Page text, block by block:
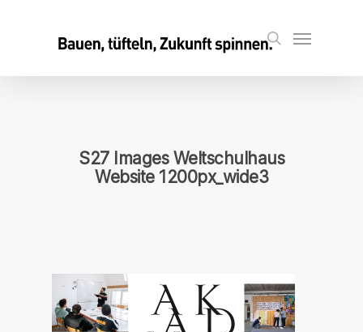
search
Menu
S27 Images Weltschulhaus
Website 1200px_wide3